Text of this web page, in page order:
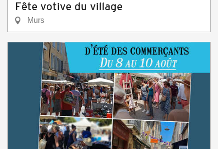
Fête votive du village
Murs